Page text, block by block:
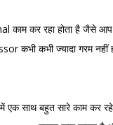
कर रहा होता है जैसे
कभी कभी ज्यादा गरम
एक साथ बहुत सारे काम